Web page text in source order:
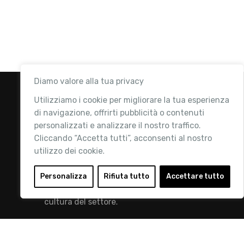
Diamo valore alla tua privacy
Utilizziamo i cookie per migliorare la tua esperienza
di navigazione, offrirti pubblicità o contenuti
personalizzati e analizzare il nostro traffico.
Cliccando “Accetta tutti”, acconsenti al nostro
utilizzo dei cookie.
Personalizza Rifiuta tutto Accettare tutto
Retail Institute Italy è l’Associazione di
riferimento per l'Ecosistema Retail: la nostra
mission è quella di promuovere lo sviluppo e la
cultura del settore.